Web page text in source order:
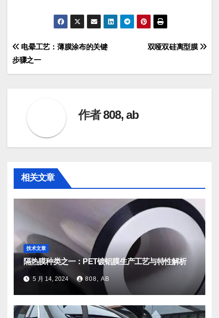
文
章
双哑双硅离型膜
电晕工艺：薄膜涂布的关键
步骤之一
作者808, ab
相关文章
技术文章
隔热膜种类之一：PET镀铝膜生产工艺与特性解析
5 月 14, 2024 808, AB